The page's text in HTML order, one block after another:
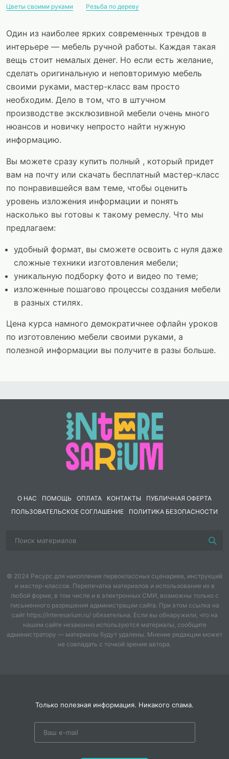
Цветы своими руками
Резьба по дереву
Один из наиболее ярких современных трендов в
интерьере — мебель ручной работы. Каждая такая
вещь стоит немалых денег. Но если есть желание,
сделать оригинальную и неповторимую мебель
своими руками, мастер-класс вам просто
необходим. Дело в том, что в штучном
производстве эксклюзивной мебели очень много
нюансов и новичку непросто найти нужную
информацию.
Вы можете сразу купить полный , который придет
вам на почту или скачать бесплатный мастер-класс
по понравившейся вам теме, чтобы оценить
уровень изложения информации и понять
насколько вы готовы к такому ремеслу. Что мы
предлагаем:
удобный формат, вы сможете освоить с нуля даже
сложные техники изготовления мебели;
уникальную подборку фото и видео по теме;
изложенные пошагово процессы создания мебели
в разных стилях.
Цена курса намного демократичнее офлайн уроков
по изготовлению мебели своими руками, а
полезной информации вы получите в разы больше.
О НАС ПОМОЩЬ ОПЛАТА КОНТАКТЫ
ПУБЛИЧНАЯ ОФЕРТА
ПОЛЬЗОВАТЕЛЬСКОЕ СОГЛАШЕНИЕ
ПОЛИТИКА БЕЗОПАСНОСТИ
© 2024 Ресурс для накопления первоклассных сценариев, инструкций
и мастер-классов. Перепечатка материалов и использование их в
любой форме, в том числе и в электронных СМИ, возможны только с
письменного разрешения администрации сайта. При этом ссылка на
сайт https://interesarium.ru/ обязательна. Если вы обнаружили, что на
нашем сайте незаконно используются материалы, сообщите
администратору — материалы будут удалены. Мнение редакции может
не совпадать с точкой зрения автора.
Только полезная информация. Никакого спама.